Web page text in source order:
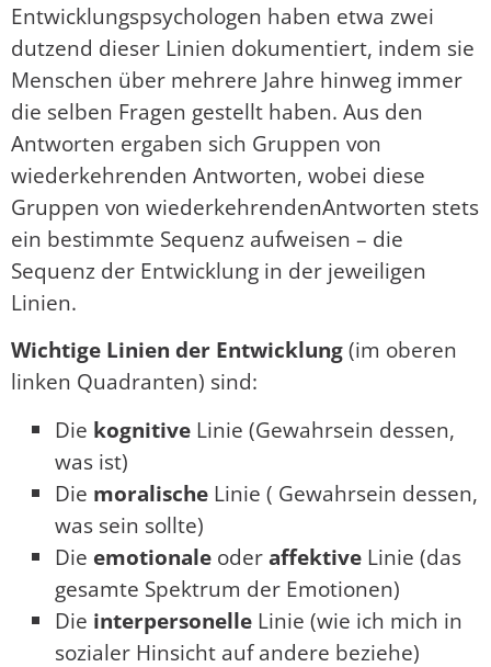
Entwicklungspsychologen haben etwa zwei
dutzend dieser Linien dokumentiert, indem sie
Menschen über mehrere Jahre hinweg immer
die selben Fragen gestellt haben. Aus den
Antworten ergaben sich Gruppen von
wiederkehrenden Antworten, wobei diese
Gruppen von wiederkehrendenAntworten stets
ein bestimmte Sequenz aufweisen – die
Sequenz der Entwicklung in der jeweiligen
Linien.
Wichtige Linien der Entwicklung(im oberen
linken Quadranten) sind:
Die kognitive Linie (Gewahrsein dessen,
was ist)
Die moralische Linie ( Gewahrsein dessen,
was sein sollte)
Die emotionale oderaffektive Linie (das
gesamte Spektrum der Emotionen)
Die interpersonelle Linie (wie ich mich in
sozialer Hinsicht auf andere beziehe)